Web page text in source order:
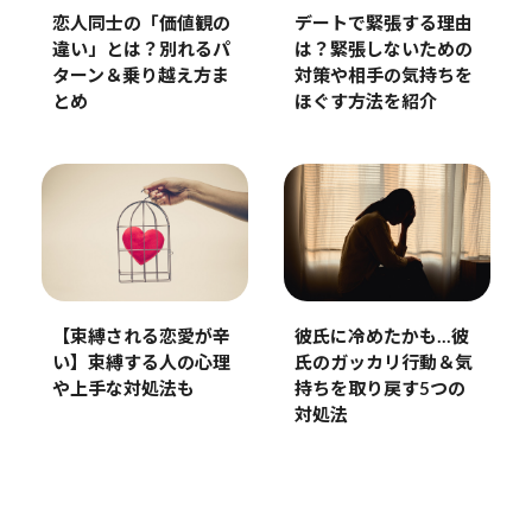
恋人同士の「価値観の
違い」とは？別れるパ
ターン＆乗り越え方ま
とめ
デートで緊張する理由
は？緊張しないための
対策や相手の気持ちを
ほぐす方法を紹介
【束縛される恋愛が辛
い】束縛する人の心理
や上手な対処法も
彼氏に冷めたかも…彼
氏のガッカリ行動＆気
持ちを取り戻す5つの
対処法